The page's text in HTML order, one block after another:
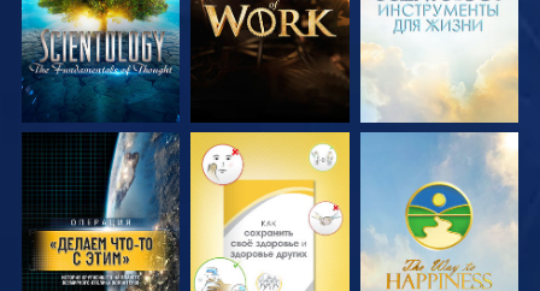
СМОТРЕТЬ СМОТРЕТЬ СМОТРЕТЬ